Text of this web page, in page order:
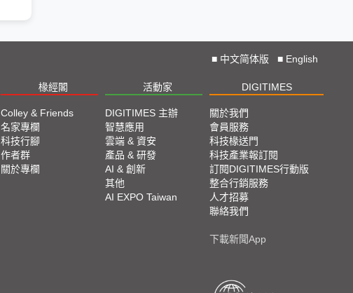
■ 中文简体版 ■ English
椽經閣 活動家 DIGITIMES
Colley & Friends
名家專欄
科技行腳
作者群
關於專欄
DIGITIMES 主辦
智慧應用
雲端 & 資安
產品 & 研發
AI & 創新
其他
AI EXPO Taiwan
關於我們
會員服務
科技椽送門
科技產業報訂閱
訂閱DIGITIMES行動版
整合行銷服務
人才招募
聯絡我們
下載新聞App